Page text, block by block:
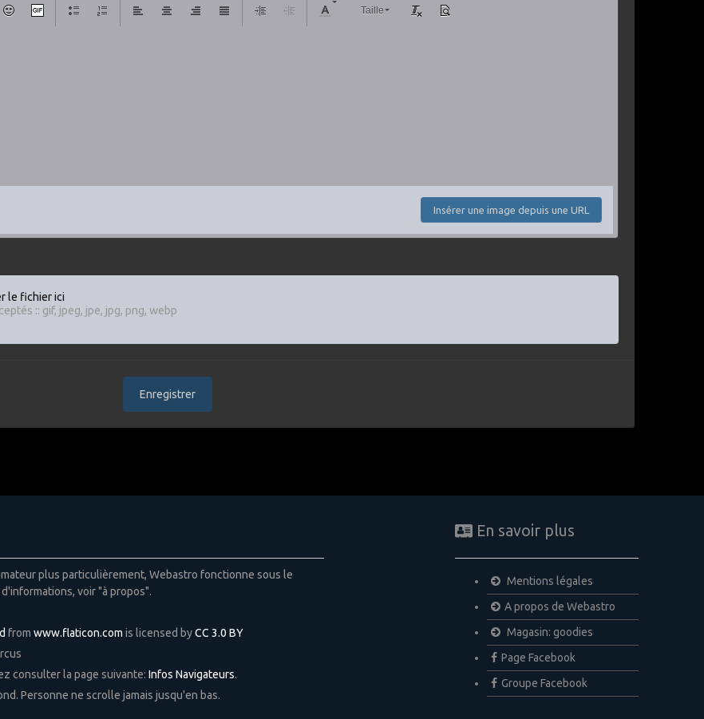
Taille
Insérer une image depuis une URL
le fichier ici
:: gif, jpeg, jpe, jpg, png, webp
Enregistrer
plus particulièrement, Webastro fonctionne sous le
voir "à propos".
from www.flaticon.com is licensed byCC 3.0 BY
consulter la page suivante: Infos Navigateurs.
Personne ne scrolle jamais jusqu'en bas.
En savoir plus
Mentions légales
A propos de Webastro
Magasin: goodies
Page Facebook
Groupe Facebook